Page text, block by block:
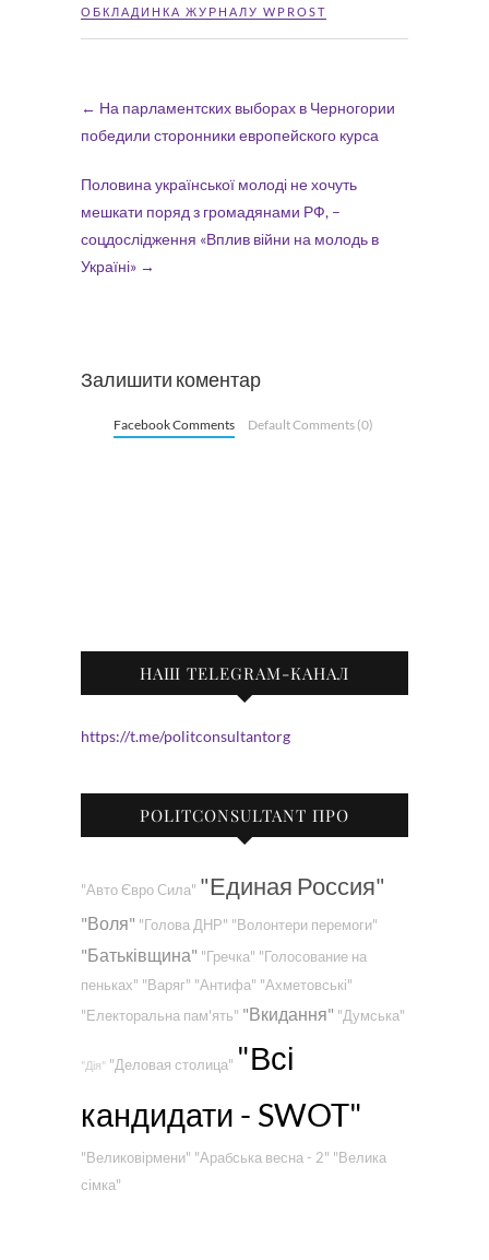
ОБКЛАДИНКА ЖУРНАЛУ WPROST
← На парламентских выборах в Черногории
победили сторонники европейского курса
Половина української молоді не хочуть
мешкати поряд з громадянами РФ, –
соцдослідження «Вплив війни на молодь в
Україні» →
Залишити коментар
Facebook Comments Default Comments (0)
НАШ TELEGRAM-КАНАЛ
https://t.me/politconsultantorg
POLITCONSULTANT ПРО
"Авто Євро Сила" "Единая Россия"
"Воля" "Голова ДНР" "Волонтери перемоги"
"Батьківщина" "Гречка" "Голосование на
пеньках" "Варяг" "Антифа" "Ахметовські"
"Електоральна пам'ять" "Вкидання" "Думська"
"Дія" "Деловая столица" "Всі
кандидати - SWOT"
"Великовірмени" "Арабська весна - 2" "Велика
сімка"